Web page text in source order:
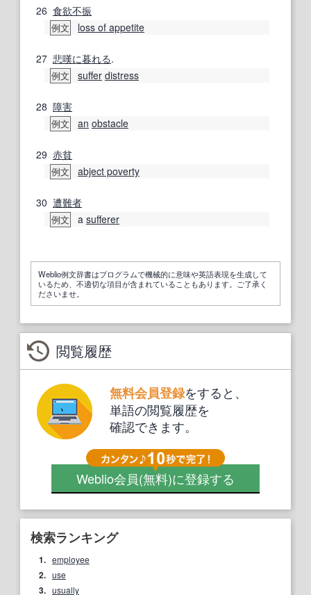
26 食欲不振
例文 loss of appetite
27 悲嘆に暮れる.
例文 suffer distress
28 障害
例文 an obstacle
29 赤貧
例文 abject poverty
30 遭難者
例文 a sufferer
Weblio例文辞書はプログラムで機械的に意味や英語表現を生成して
いるため、不適切な項目が含まれていることもあります。ご了承く
ださいませ。
閲覧履歴
無料会員登録をすると、
単語の閲覧履歴を
確認できます。
Weblio会員(無料)に登録する
検索ランキング
1. employee
2. use
3. usually